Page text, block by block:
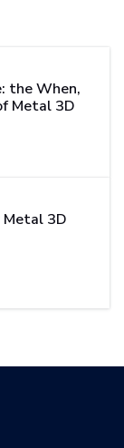
the When,
Metal 3D
3D